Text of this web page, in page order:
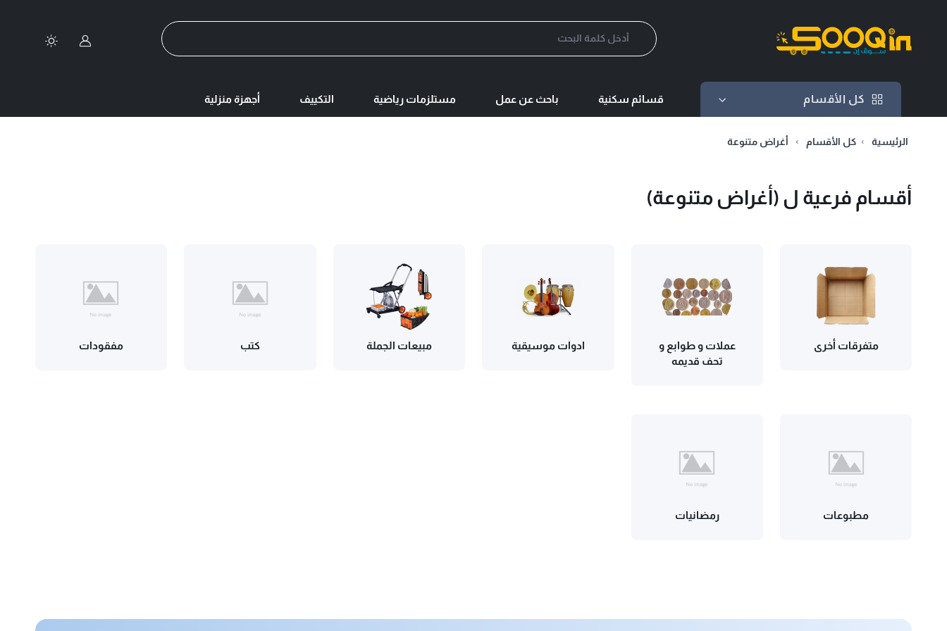
تسجيل الدخول
كل الأقسام
كل الأقسام
قسائم سكنية باحث عن عمل مستلزمات رياضية التكييف أجهزة منزلية
الرئيسية كل الأقسام أغراض متنوعة
أقسام فرعية ل (أغراض متنوعة)
متفرقات أخرى
عملات و طوابع و
تحف قديمه
ادوات موسيقية مبيعات الجملة كتب مفقودات
مطبوعات رمضانيات